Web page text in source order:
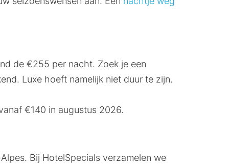
de €255 per nacht. Zoek je een
Luxe hoeft namelijk niet duur te zijn.
€140 in augustus 2026.
Bij HotelSpecials verzamelen we